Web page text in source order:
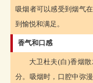
吸烟者可以感受到烟气
到愉悦和满足。
香气和口感
大卫杜夫(白)香烟
分。吸烟时，口腔中弥